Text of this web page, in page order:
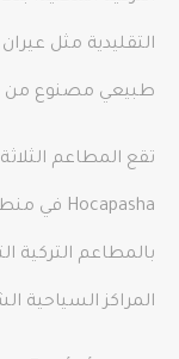
التقليدية مثل
طبيعي مصنوع من
تقع المطاعم
بالمطاعم التركية
المراكز السياحية